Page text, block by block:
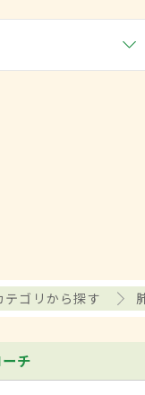
テゴリから探す
チ